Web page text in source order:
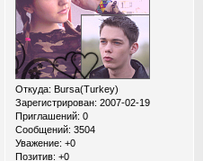
Откуда: Bursa(Turkey)
Зарегистрирован: 2007-02-19
Приглашений: 0
Сообщений: 3504
Уважение: +0
Позитив: +0